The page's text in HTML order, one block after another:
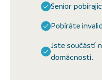
Senior
Pobíráte
Jste součástí
domácnosti.